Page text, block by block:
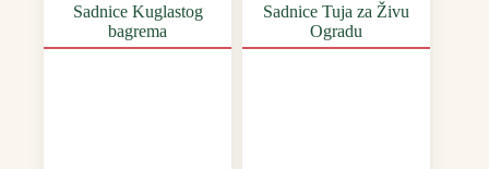
Sadnice Kuglastog
bagrema
Sadnice Tuja za Živu
Ogradu